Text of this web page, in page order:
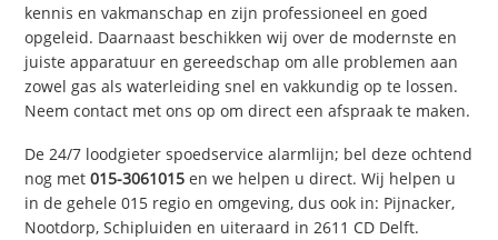
kennis en vakmanschap en zijn professioneel en goed
opgeleid. Daarnaast beschikken wij over de modernste en
juiste apparatuur en gereedschap om alle problemen aan
zowel gas als waterleiding snel en vakkundig op te lossen.
Neem contact met ons op om direct een afspraak te maken.
De 24/7 loodgieter spoedservice alarmlijn; bel deze ochtend
nog met015-3061015 en we helpen u direct. Wij helpen u
in de gehele 015 regio en omgeving, dus ook in: Pijnacker,
Nootdorp, Schipluiden en uiteraard in 2611 CD Delft.